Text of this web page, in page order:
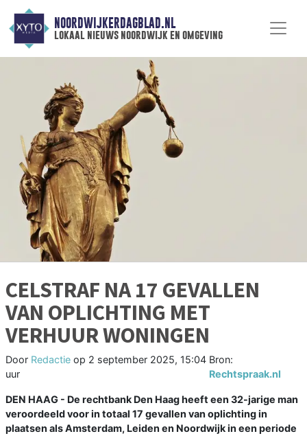
NOORDWIJKERDAGBLAD.NL
lokaal nieuws noordwijk en omgeving
CELSTRAF NA 17 GEVALLEN
VAN OPLICHTING MET
VERHUUR WONINGEN
Door Redactie op 2 september 2025, 15:04
uur
Bron:
Rechtspraak.nl
DEN HAAG - De rechtbank Den Haag heeft een 32-jarige man
veroordeeld voor in totaal 17 gevallen van oplichting in
plaatsen als Amsterdam, Leiden en Noordwijk in een periode